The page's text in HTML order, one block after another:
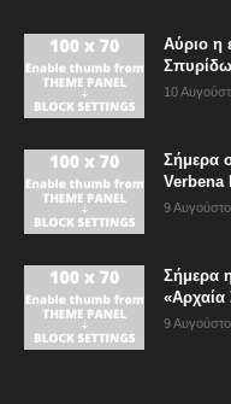
Αύριο η
10
Σήμερα
Verbena
9
Σήμερα
«Αρχαία
9